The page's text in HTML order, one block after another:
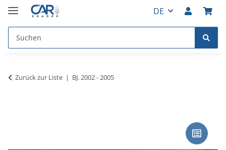
DE
Zurück zur Liste BJ. 2002 - 2005